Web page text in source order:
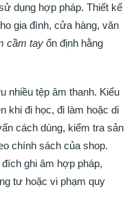
dụng hợp pháp. Thiết kế
gia đình, cửa hàng, văn
cầm tay ổn định hằng
nhiều tệp âm thanh. Kiểu
khi đi học, đi làm hoặc di
cách dùng, kiểm tra sản
chính sách của shop.
ghi âm hợp pháp,
tư hoặc vi phạm quy